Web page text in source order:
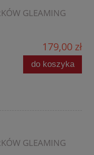
GLEAMING
179,00 zł
do koszyka
GLEAMING